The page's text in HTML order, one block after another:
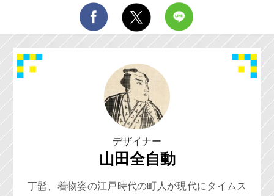
デザイナー
山田全自動
丁髷、着物姿の江戸時代の町人が現代にタイムス